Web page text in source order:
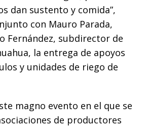
dan sustento y comida”,
con Mauro Parada,
Fernández, subdirector de
la entrega de apoyos
y unidades de riego de
magno evento en el que se
de productores